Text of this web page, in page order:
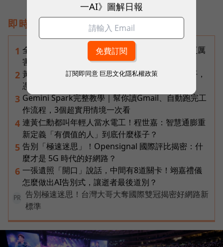
即時熱門文章
1 全台最大全聯首日業績破百萬，蔡篤昌：還會有更厲
害的大型店！為何把餐廳健身房都搬上樓？
2 黃仁勳兆元宴永遠站最後一排！最低調的二代鄭平，
憑什麼讓台達電被市場重新定價？
3 Gemini Spark完整教學｜幫你讀Gmail、自動跑完工
作流程，3個超實用情境一次看
4 連黃仁勳都叫年輕人當水電工！程世嘉：智慧通膨重
新定義「有價值的人」到底什麼樣子？
5 告別「極速迷思」！Opensignal 國際評比揭密：什
麼才是 5G 時代的好網路？
6 一張遺照「開口」說話，中間有8道關卡！翊嘉禮儀
怎麼做出AI告別式，讓逝者最後道別？
PR
告別極速迷思！台灣大哥大奪國際雙冠揭密好網路新
標準
一AI》圖解日報
訂閱即同意 巨思文化隱私權政策